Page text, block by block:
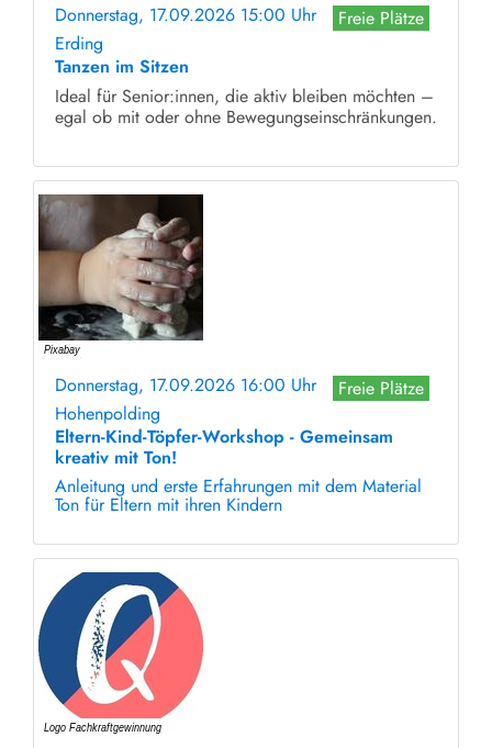
Donnerstag, 17.09.2026 15:00 Uhr
Freie Plätze
Erding
Tanzen im Sitzen
Ideal für Senior:innen, die aktiv bleiben möchten –
egal ob mit oder ohne Bewegungseinschränkungen.
Donnerstag, 17.09.2026 16:00 Uhr
Freie Plätze
Hohenpolding
Eltern-Kind-Töpfer-Workshop - Gemeinsam
kreativ mit Ton!
Anleitung und erste Erfahrungen mit dem Material
Ton für Eltern mit ihren Kindern